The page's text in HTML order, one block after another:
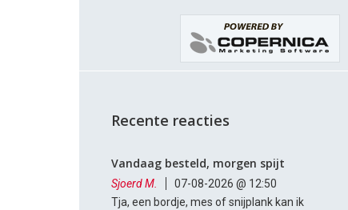
Recente reacties
Vandaag besteld, morgen spijt
Sjoerd M.
07-08-2026 @ 12:50
Tja, een bordje, mes of snijplank kan ik